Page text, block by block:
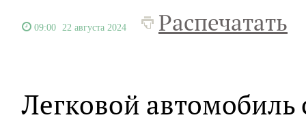
09:00 22 августа 2024 Распечатать
Легковой